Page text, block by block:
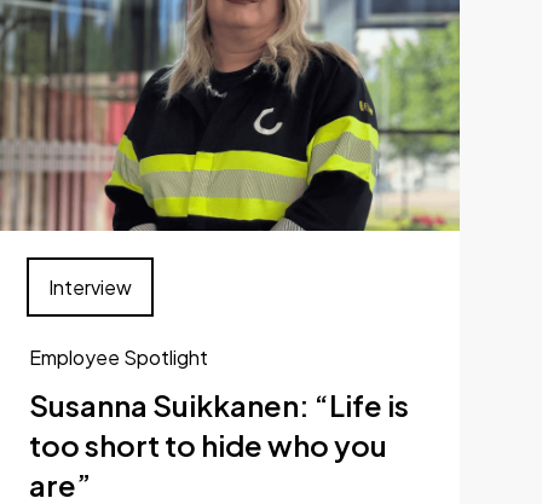
Employee Spotlight
Susanna Suikkanen: “Life is
too short to hide who you
are”
Interview